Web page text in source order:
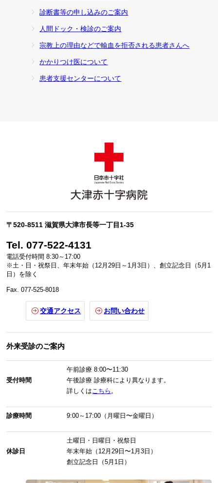
診断書等の申し込みのご案内
人間ドック・検診のご案内
宗教上の理由などで輸血を拒否される患者さんへ
かかりつけ医について
患者支援センターについて
〒520-8511 滋賀県大津市長等一丁目1-35
Tel. 077-522-4131
電話受付時間 8:30～17:00
※土・日・祝祭日、年末年始（12月29日～1月3日）、創立記念日（5月1
日）を除く
Fax. 077-525-8018
交通アクセス お問い合わせ
外来受診のご案内
受付時間
午前診療8:00〜11:30
午後診療診療科により異なります。
詳しくはこちら 。
診療時間 9:00～17:00（月曜日〜金曜日）
休診日
土曜日・日曜日・祝祭日
年末年始（12月29日〜1月3日）
創立記念日（5月1日）